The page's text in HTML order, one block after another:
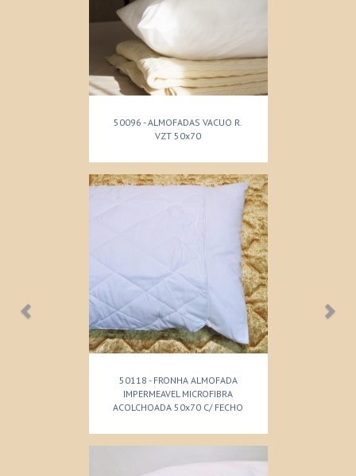
50096 - ALMOFADAS VACUO R.
VZT 50x70
50118 - FRONHA ALMOFADA
IMPERMEAVEL MICROFIBRA
ACOLCHOADA 50x70 C/ FECHO